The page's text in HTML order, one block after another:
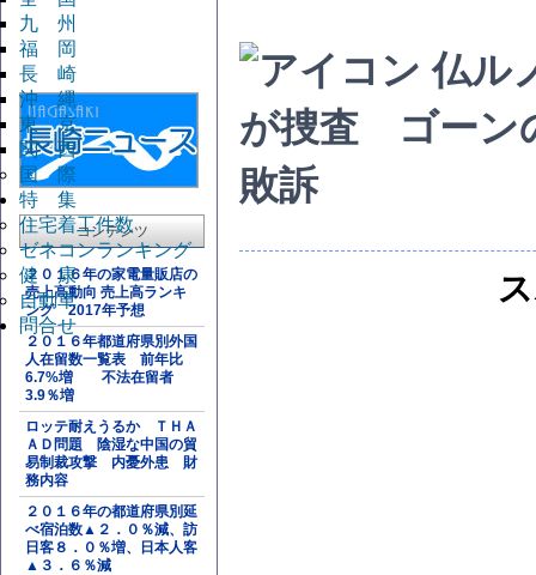
九 州
福 岡
長 崎
沖 縄
東 京
関 西
国 際
特 集
住宅着工件数
ゼネコンランキング
健 康
自動車
問合せ
コンテンツ
２０１６年の家電量販店の
売上高動向 売上高ランキ
ング 2017年予想
２０１６年都道府県別外国
人在留数一覧表 前年比
6.7%増 不法在留者
3.9％増
ロッテ耐えうるか ＴＨＡ
ＡＤ問題 陰湿な中国の貿
易制裁攻撃 内憂外患 財
務内容
２０１６年の都道府県別延
べ宿泊数▲２．０％減、訪
日客８．０％増、日本人客
▲３．６％減
仏ル
が捜査 ゴーン
敗訴